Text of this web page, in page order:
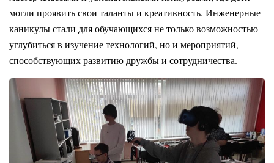
могли проявить свои таланты и креативность. Инженерные
каникулы стали для обучающихся не только возможностью
углубиться в изучение технологий, но и мероприятий,
способствующих развитию дружбы и сотрудничества.